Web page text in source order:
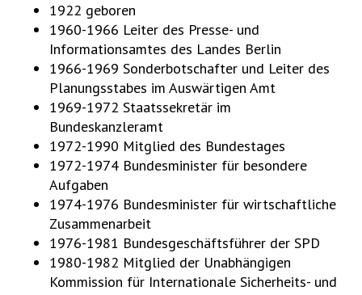
1922 geboren
1960-1966 Leiter des Presse- und
Informationsamtes des Landes Berlin
1966-1969 Sonderbotschafter und Leiter des
Planungsstabes im Auswärtigen Amt
1969-1972 Staatssekretär im
Bundeskanzleramt
1972-1990 Mitglied des Bundestages
1972-1974 Bundesminister für besondere
Aufgaben
1974-1976 Bundesminister für wirtschaftliche
Zusammenarbeit
1976-1981 Bundesgeschäftsführer der SPD
1980-1982 Mitglied der Unabhängigen
Kommission für Internationale Sicherheits- und